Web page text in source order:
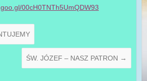
00cH0TNTh5UmQDW93
ŚW. JÓZEF – NASZ PATRON →